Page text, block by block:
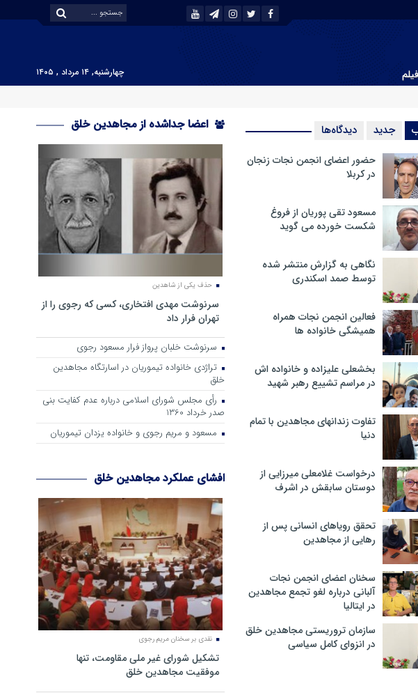
فیلم
چهارشنبه, ۱۴ مرداد , ۱۴۰۵
جدید دیدگاه‌ها
حضور اعضای انجمن نجات زنجان
در کربلا
مسعود تقی پوریان از فروغ
شکست خورده می گوید
نگاهی به گزارش منتشر شده
توسط صمد اسکندری
فعالین انجمن نجات همراه
همیشگی خانواده ها
بخشعلی علیزاده و خانواده اش
در مراسم تشییع رهبر شهید
تفاوت زندانهای مجاهدین با تمام
دنیا
درخواست غلامعلی میرزایی از
دوستان سابقش در اشرف
تحقق رویاهای انسانی پس از
رهایی از مجاهدین
سخنان اعضای انجمن نجات
آلبانی درباره لغو تجمع مجاهدین
در ایتالیا
سازمان تروریستی مجاهدین خلق
در انزوای کامل سیاسی
اعضا جداشده از مجاهدین خلق
حذف یکی از شاهدین
سرنوشت مهدی افتخاری، کسی که رجوی را از
تهران فرار داد
سرنوشت خلبان پرواز فرار مسعود رجوی
تراژدی خانواده تیموریان در اسارتگاه مجاهدین
خلق
رأی مجلس شورای اسلامی درباره عدم كفایت بنی
صدر خرداد 1360
مسعود و مریم رجوی و خانواده یزدان تیموریان
افشای عملکرد مجاهدین خلق
نقدی بر سخنان مریم رجوی
تشکیل شورای غیر ملی مقاومت، تنها
موفقیت مجاهدین خلق